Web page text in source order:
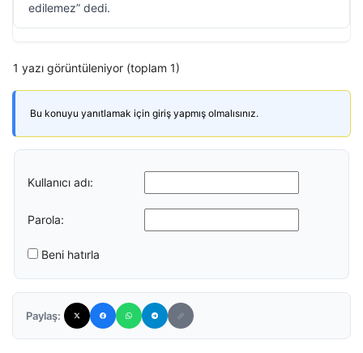
edilemez” dedi.
1 yazı görüntüleniyor (toplam 1)
Bu konuyu yanıtlamak için giriş yapmış olmalısınız.
Kullanıcı adı:
Parola:
Beni hatırla
Paylaş: